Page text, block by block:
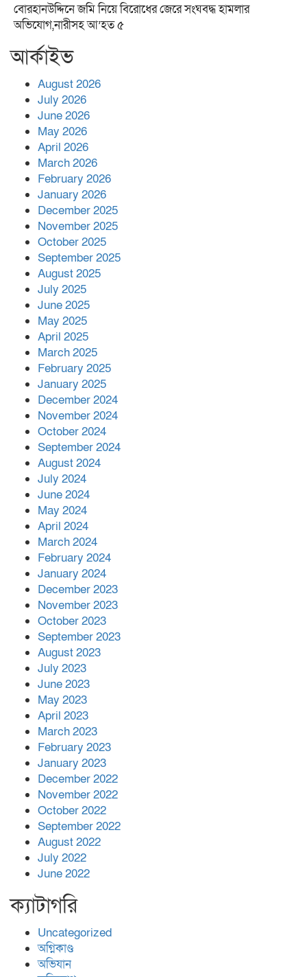
বোরহানউদ্দিনে জমি নিয়ে বিরোধের জেরে সংঘবদ্ধ হামলার
অভিযোগ,নারীসহ আ’হত ৫
আর্কাইভ
August 2026
July 2026
June 2026
May 2026
April 2026
March 2026
February 2026
January 2026
December 2025
November 2025
October 2025
September 2025
August 2025
July 2025
June 2025
May 2025
April 2025
March 2025
February 2025
January 2025
December 2024
November 2024
October 2024
September 2024
August 2024
July 2024
June 2024
May 2024
April 2024
March 2024
February 2024
January 2024
December 2023
November 2023
October 2023
September 2023
August 2023
July 2023
June 2023
May 2023
April 2023
March 2023
February 2023
January 2023
December 2022
November 2022
October 2022
September 2022
August 2022
July 2022
June 2022
ক্যাটাগরি
Uncategorized
অগ্নিকাণ্ড
অভিযান